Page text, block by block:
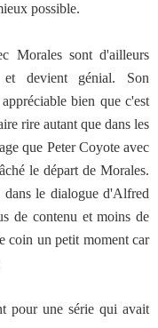
possible.
Morales sont d'ailleurs
et devient génial. Son
bien que c'est
rire autant que dans les
que Peter Coyote avec
le départ de Morales.
dans le dialogue d'Alfred
de contenu et moins de
coin un petit moment car
pour une série qui avait